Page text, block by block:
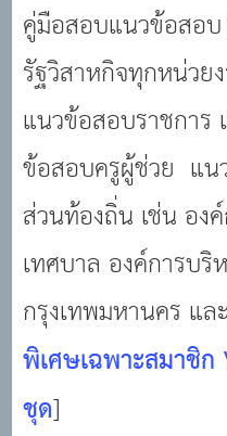
คู่มือสอบแนวข้อสอ
รัฐวิสาหกิจทุกหน่วย
แนวข้อสอบราชการ
ข้อสอบครูผู้ช่วย แน
ส่วนท้องถิ่น เช่น อง
เทศบาล องค์การบริ
กรุงเทพมหานคร แ
พิเศษเฉพาะสมาชิ
ชุด]